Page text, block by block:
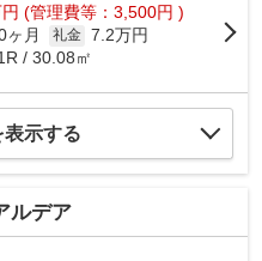
円 (管理費等：3,500円 )
ヶ月 礼金 7.2万円
/ 30.08㎡
表示する
ルデア